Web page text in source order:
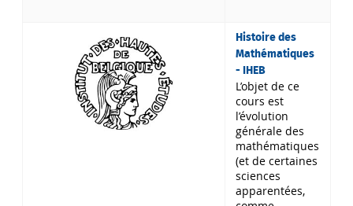
Histoire des
Mathématiques
- IHEB
L’objet de ce
cours est
l’évolution
générale des
mathématiques
(et de certaines
sciences
apparentées,